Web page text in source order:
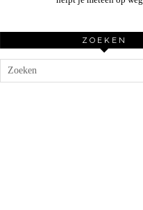
ZOEKEN